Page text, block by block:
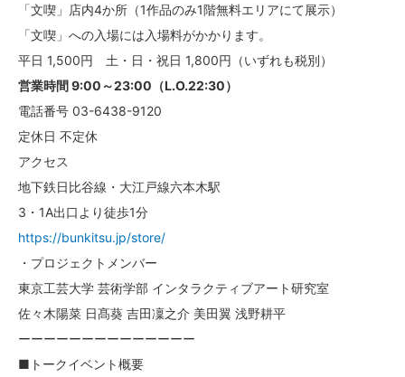
「文喫」店内4か所（1作品のみ1階無料エリアにて展示）
「文喫」への入場には入場料がかかります。
平日 1,500円 土・日・祝日 1,800円（いずれも税別）
営業時間 9:00～23:00（L.O.22:30）
電話番号 03-6438-9120
定休日 不定休
アクセス
地下鉄日比谷線・大江戸線六本木駅
3・1A出口より徒歩1分
https://bunkitsu.jp/store/
・プロジェクトメンバー
東京工芸大学 芸術学部 インタラクティブアート研究室
佐々木陽菜 日髙葵 吉田凜之介 美田翼 浅野耕平
ーーーーーーーーーーーーーー
■トークイベント概要